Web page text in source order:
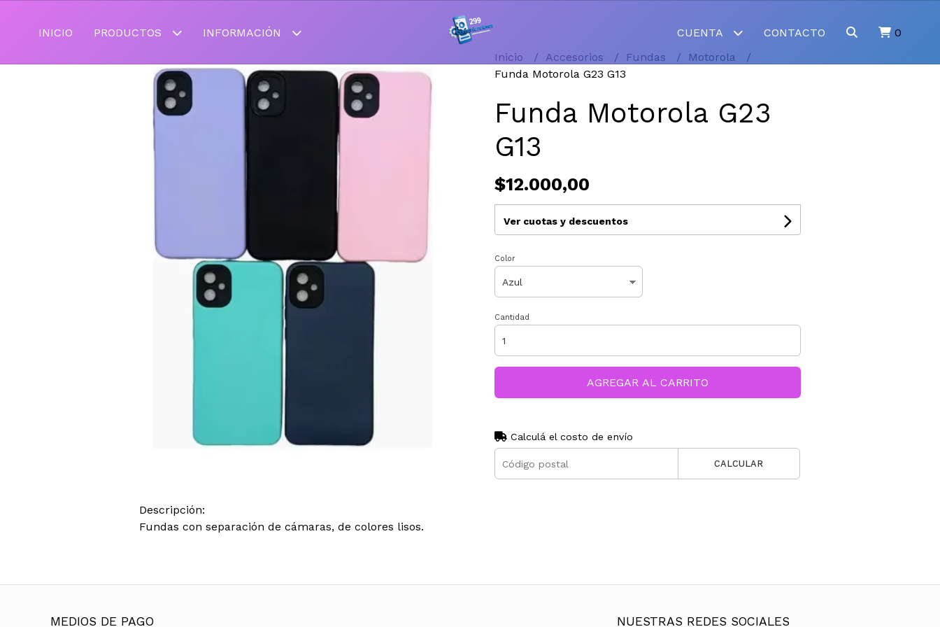
INICIO PRODUCTOS INFORMACIÓN CUENTA CONTACTO 0
Descripción:
Fundas con separación de cámaras, de colores lisos.
Inicio Accesorios Fundas
Motorola
Funda Motorola G23 G13
Funda Motorola G23
G13
$12.000,00
Ver cuotas y descuentos
Color
Cantidad
AGREGAR AL CARRITO
Calculá el costo de envío
CALCULAR
MEDIOS DE PAGO NUESTRAS REDES SOCIALES